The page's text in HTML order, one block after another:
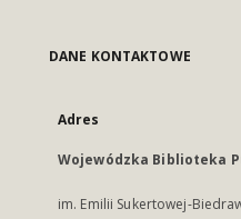
DANE KONTAKTOWE
Adres
Wojewódzka Biblioteka
im. Emilii Sukertowej-